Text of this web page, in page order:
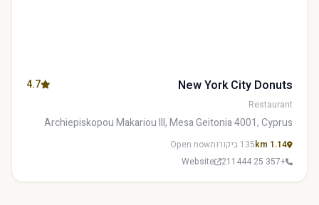
New York City Donuts
4.7
Restaurant
Archiepiskopou Makariou III, Mesa Geitonia 4001, Cyprus
1.14 km 135 ביקורות
Open now
+357 25 211444
Website